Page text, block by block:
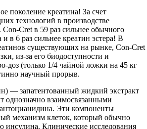
поколение креатина! За счет
технологий в производстве
Cret в 59 раз сильнее обычного
в 6 раз сильнее креатин эстера! В
существующих на рынке, Con-Cret
из-за его биодоступности и
доз (только 1/4 чайной ложки на 45 кг
научный прорыв.
— запатентованный жидкий экстракт
однозначно взаимосвязанными
Эти компоненты
механизм клеток, который обычно
инсулина. Клинические исследования